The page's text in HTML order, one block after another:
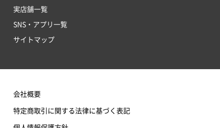
実店舗一覧
SNS・アプリ一覧
サイトマップ
会社概要
特定商取引に関する法律に基づく表記